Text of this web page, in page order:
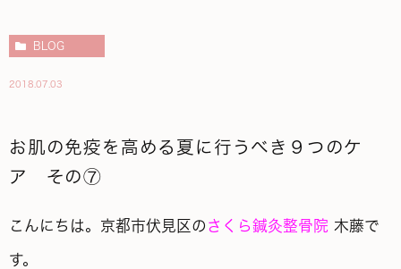
BLOG
2018.07.03
お肌の免疫を高める夏に行うべき９つのケ
ア その⑦
こんにちは。京都市伏見区の さくら鍼灸整骨院 木藤で
す。